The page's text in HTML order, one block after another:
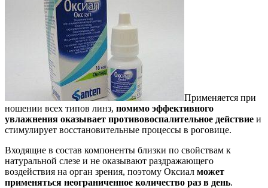
Применяется при
ношении всех типов линз, помимо эффективного
увлажнения оказывает противовоспалительное действие и
стимулирует восстановительные процессы в роговице.
Входящие в состав компоненты близки по свойствам к
натуральной слезе и не оказывают раздражающего
воздействия на орган зрения, поэтому Оксиал может
применяться неограниченное количество раз в день.